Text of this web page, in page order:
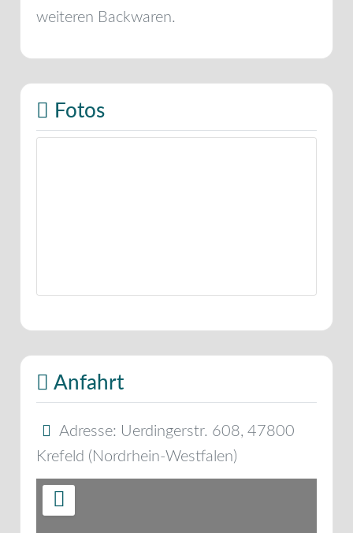
weiteren Backwaren.
Fotos
Anfahrt
Adresse: Uerdingerstr. 608, 47800
Krefeld ( Nordrhein-Westfalen)